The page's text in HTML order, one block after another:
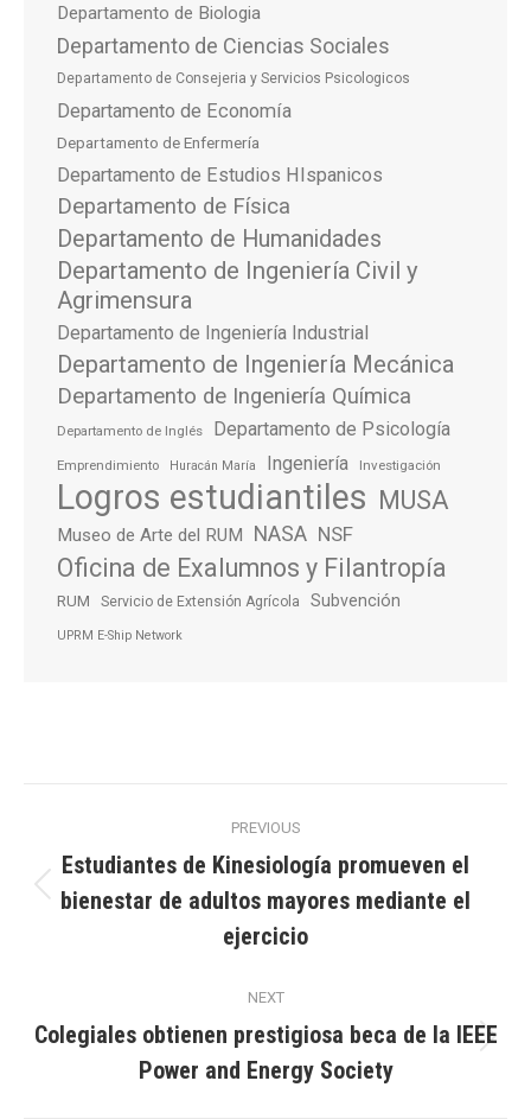
Departamento de Biologia
Departamento de Ciencias Sociales
Departamento de Consejeria y Servicios Psicologicos
Departamento de Economía
Departamento de Enfermería
Departamento de Estudios HIspanicos
Departamento de Física
Departamento de Humanidades
Departamento de Ingeniería Civil y
Agrimensura
Departamento de Ingeniería Industrial
Departamento de Ingeniería Mecánica
Departamento de Ingeniería Química
Departamento de Inglés Departamento de Psicología
Emprendimiento Huracán María Ingeniería Investigación
Logros estudiantiles MUSA
Museo de Arte del RUM NASA NSF
Oficina de Exalumnos y Filantropía
RUM Servicio de Extensión Agrícola Subvención
UPRM E-Ship Network
navigation
PREVIOUS
Previous
post:
Estudiantes de Kinesiología promueven el
bienestar de adultos mayores mediante el
ejercicio
NEXT
Next
post:
Colegiales obtienen prestigiosa beca de la IEEE
Power and Energy Society